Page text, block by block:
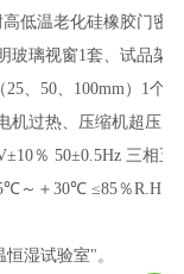
高低温老化硅橡胶门密
玻璃视窗1套、试品架
（25、50、100mm）1个
机过热、压缩机超压
％ 50±0.5Hz 三相五
～＋30℃ ≤85％R.H
湿试验室"。